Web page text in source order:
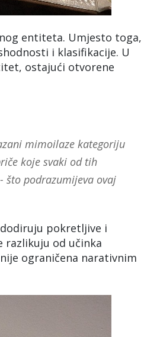
entiteta. Umjesto toga,
i klasifikacije. U
ostajući otvorene
mimoilaze kategoriju
koje svaki od tih
što podrazumijeva ovaj
pokretljive i
od učinka
ograničena narativnim